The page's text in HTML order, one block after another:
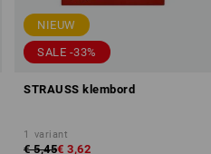
NIEUW
SALE -33%
STRAUSS klembord
1 variant
€ 5,45€ 3,62